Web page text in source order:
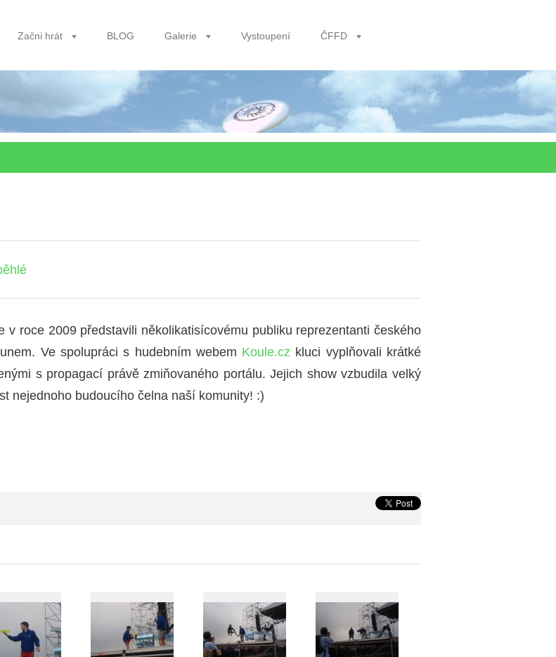
Začni hrát BLOG Galerie Vystoupení ČFFD
v roce 2009 představili několikatisícovému publiku reprezentanti českého
Ve spolupráci s hudebním webem Koule.cz kluci vyplňovali krátké
s propagací právě zmiňovaného portálu. Jejich show vzbudila velký
nejednoho budoucího čelna naší komunity! :)